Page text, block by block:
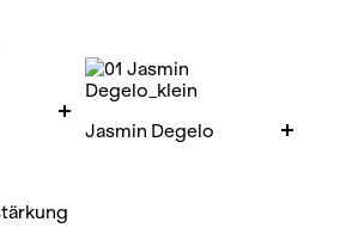
Jasmin Degelo